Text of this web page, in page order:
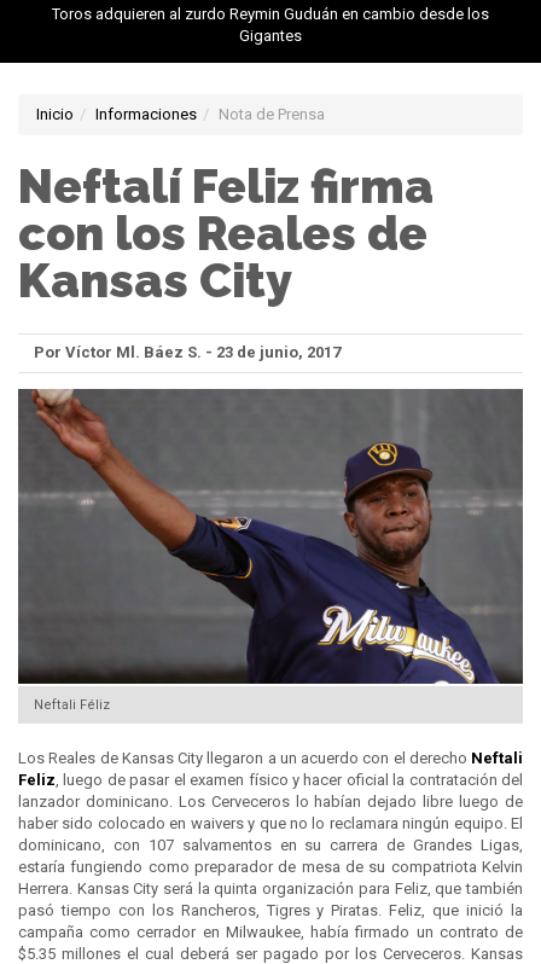
Toros adquieren al zurdo Reymin Guduán en cambio desde los
Gigantes
Inicio Informaciones Nota de Prensa
Neftalí Feliz firma
con los Reales de
Kansas City
Por Víctor Ml. Báez S. - 23 de junio, 2017
Neftali Féliz
Los Reales de Kansas City llegaron a un acuerdo con el derecho Neftali
Feliz , luego de pasar el examen físico y hacer oficial la contratación del
lanzador dominicano. Los Cerveceros lo habían dejado libre luego de
haber sido colocado en waivers y que no lo reclamara ningún equipo. El
dominicano, con 107 salvamentos en su carrera de Grandes Ligas,
estaría fungiendo como preparador de mesa de su compatriota Kelvin
Herrera. Kansas City será la quinta organización para Feliz, que también
pasó tiempo con los Rancheros, Tigres y Piratas. Feliz, que inició la
campaña como cerrador en Milwaukee, había firmado un contrato de
$5.35 millones el cual deberá ser pagado por los Cerveceros. Kansas